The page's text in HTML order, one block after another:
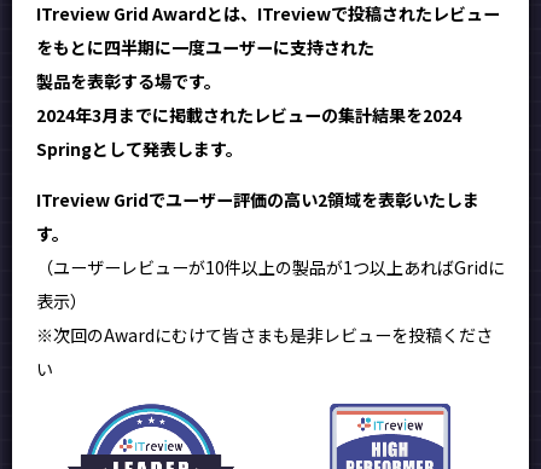
ITreview Grid Awardとは、ITreviewで投稿されたレビュー
をもとに四半期に一度ユーザーに支持された
製品を表彰する場です。
2024年3月までに掲載されたレビューの集計結果を2024
Springとして発表します。
ITreview Gridでユーザー評価の高い2領域を表彰いたしま
す。
（ユーザーレビューが10件以上の製品が1つ以上あればGridに
表示）
※次回のAwardにむけて皆さまも是非レビューを投稿くださ
い